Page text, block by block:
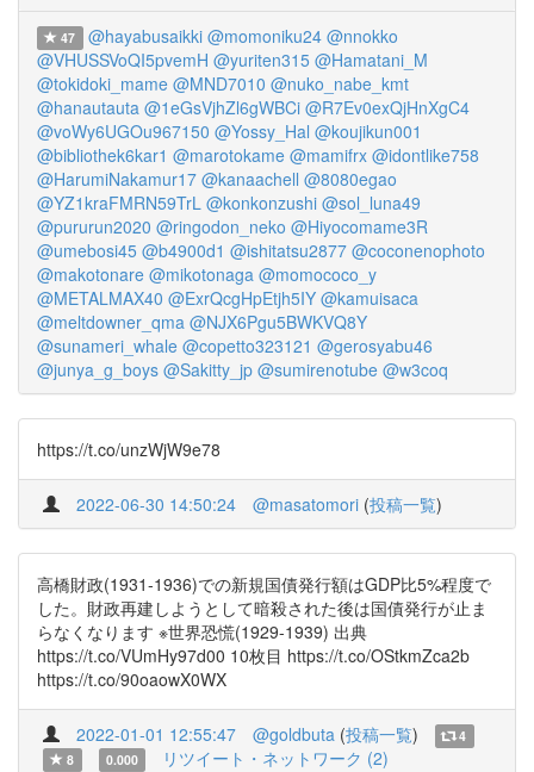
47 @hayabusaikki @momoniku24 @nnokko
@VHUSSVoQI5pvemH @yuriten315 @Hamatani_M
@tokidoki_mame @MND7010 @nuko_nabe_kmt
@hanautauta @1eGsVjhZl6gWBCi @R7Ev0exQjHnXgC4
@voWy6UGOu967150 @Yossy_Hal @koujikun001
@bibliothek6kar1 @marotokame @mamifrx @idontlike758
@HarumiNakamur17 @kanaachell @8080egao
@YZ1kraFMRN59TrL @konkonzushi @sol_luna49
@pururun2020 @ringodon_neko @Hiyocomame3R
@umebosi45 @b4900d1 @ishitatsu2877 @coconenophoto
@makotonare @mikotonaga @momococo_y
@METALMAX40 @ExrQcgHpEtjh5IY @kamuisaca
@meltdowner_qma @NJX6Pgu5BWKVQ8Y
@sunameri_whale @copetto323121 @gerosyabu46
@junya_g_boys @Sakitty_jp @sumirenotube @w3coq
https://t.co/unzWjW9e78
2022-06-30 14:50:24 @masatomori (投稿一覧)
高橋財政(1931-1936)での新規国債発行額はGDP比5%程度で
した。財政再建しようとして暗殺された後は国債発行が止ま
らなくなります ※世界恐慌(1929-1939) 出典
https://t.co/VUmHy97d00 10枚目 https://t.co/OStkmZca2b
https://t.co/90oaowX0WX
2022-01-01 12:55:47 @goldbuta (投稿一覧)
4
8
0.000 リツイート・ネットワーク (2)